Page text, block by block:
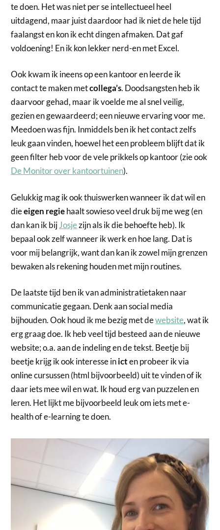
te doen. Het was niet per se intellectueel heel
uitdagend, maar juist daardoor had ik niet de hele tijd
faalangst en kon ik echt dingen afmaken. Dat gaf
voldoening! En ik kon lekker nerd-en met Excel.
Ook kwam ik ineens op een kantoor en leerde ik
contact te maken metcollega’s. Doodsangsten heb ik
daarvoor gehad, maar ik voelde me al snel veilig,
gezien en gewaardeerd; een nieuwe ervaring voor me.
Meedoen was fijn. Inmiddels ben ik het contact zelfs
leuk gaan vinden, hoewel het een probleem blijft dat ik
geen filter heb voor de vele prikkels op kantoor (zie ook
De Monitor over kantoortuinen).
Gelukkig mag ik ook thuiswerken wanneer ik dat wil en
dieeigen regiehaalt sowieso veel druk bij me weg (en
dan kan ik bijJosjezijn als ik die behoefte heb). Ik
bepaal ook zelf wanneer ik werk en hoe lang. Dat is
voor mij belangrijk, want dan kan ik zowel mijn grenzen
bewaken als rekening houden met mijn routines.
De laatste tijd ben ik van administratietaken naar
communicatie gegaan. Denk aan social media
bijhouden. Ook houd ik me bezig met dewebsite, wat ik
erg graag doe. Ik heb veel tijd besteed aan de nieuwe
website; o.a. aan de indeling en de tekst. Beetje bij
beetje krijg ik ook interesse inicten probeer ik via
online cursussen (html bijvoorbeeld) uit te vinden of ik
daar iets mee wil en wat. Ik houd erg van puzzelen en
leren. Het lijkt me bijvoorbeeld leuk om iets met e-
health of e-learning te doen.